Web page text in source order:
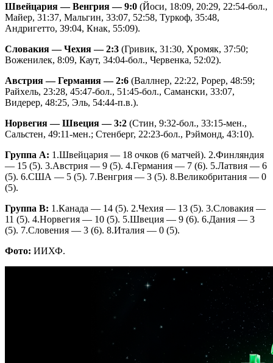
Швейцария — Венгрия — 9:0 (Йоси, 18:09, 20:29, 22:54-бол.,
Майер, 31:37, Мальгин, 33:07, 52:58, Туркоф, 35:48,
Андригетто, 39:04, Кнак, 55:09).
Словакия — Чехия — 2:3 (Гривик, 31:30, Хромяк, 37:50;
Воженилек, 8:09, Каут, 34:04-бол., Червенка, 52:02).
Австрия — Германия — 2:6 (Валлнер, 22:22, Рорер, 48:59;
Райхель, 23:28, 45:47-бол., 51:45-бол., Самански, 33:07,
Видерер, 48:25, Эль, 54:44-п.в.).
Норвегия — Швеция — 3:2 (Стин, 9:32-бол., 33:15-мен.,
Сальстен, 49:11-мен.; Стенберг, 22:23-бол., Рэймонд, 43:10).
Группа А: 1.Швейцария — 18 очков (6 матчей). 2.Финляндия
— 15 (5). 3.Австрия — 9 (5). 4.Германия — 7 (6). 5.Латвия — 6
(5). 6.США — 5 (5). 7.Венгрия — 3 (5). 8.Великобритания — 0
(5).
Группа В: 1.Канада — 14 (5). 2.Чехия — 13 (5). 3.Словакия —
11 (5). 4.Норвегия — 10 (5). 5.Швеция — 9 (6). 6.Дания — 3
(5). 7.Словения — 3 (6). 8.Италия — 0 (5).
Фото: ИИХФ.